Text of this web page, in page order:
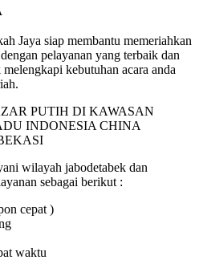
Jaya siap membantu memeriahkan
pelayanan yang terbaik dan
kebutuhan acara anda
wilayah jabodetabek dan
sebagai berikut :
cepat )
waktu